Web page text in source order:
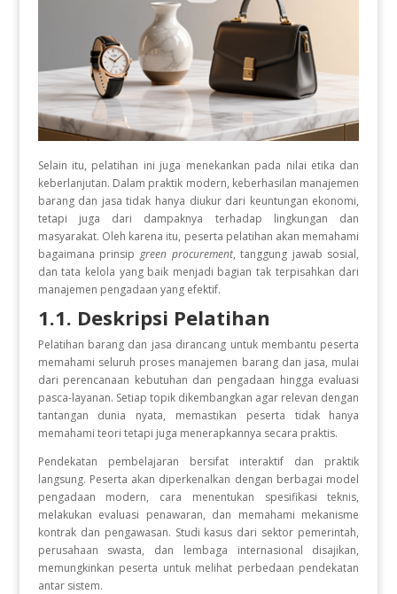
Selain itu, pelatihan ini juga menekankan pada nilai etika dan
keberlanjutan. Dalam praktik modern, keberhasilan manajemen
barang dan jasa tidak hanya diukur dari keuntungan ekonomi,
tetapi juga dari dampaknya terhadap lingkungan dan
masyarakat. Oleh karena itu, peserta pelatihan akan memahami
bagaimana prinsip green procurement, tanggung jawab sosial,
dan tata kelola yang baik menjadi bagian tak terpisahkan dari
manajemen pengadaan yang efektif.
1.1. Deskripsi Pelatihan
Pelatihan barang dan jasa dirancang untuk membantu peserta
memahami seluruh proses manajemen barang dan jasa, mulai
dari perencanaan kebutuhan dan pengadaan hingga evaluasi
pasca-layanan. Setiap topik dikembangkan agar relevan dengan
tantangan dunia nyata, memastikan peserta tidak hanya
memahami teori tetapi juga menerapkannya secara praktis.
Pendekatan pembelajaran bersifat interaktif dan praktik
langsung. Peserta akan diperkenalkan dengan berbagai model
pengadaan modern, cara menentukan spesifikasi teknis,
melakukan evaluasi penawaran, dan memahami mekanisme
kontrak dan pengawasan. Studi kasus dari sektor pemerintah,
perusahaan swasta, dan lembaga internasional disajikan,
memungkinkan peserta untuk melihat perbedaan pendekatan
antar sistem.